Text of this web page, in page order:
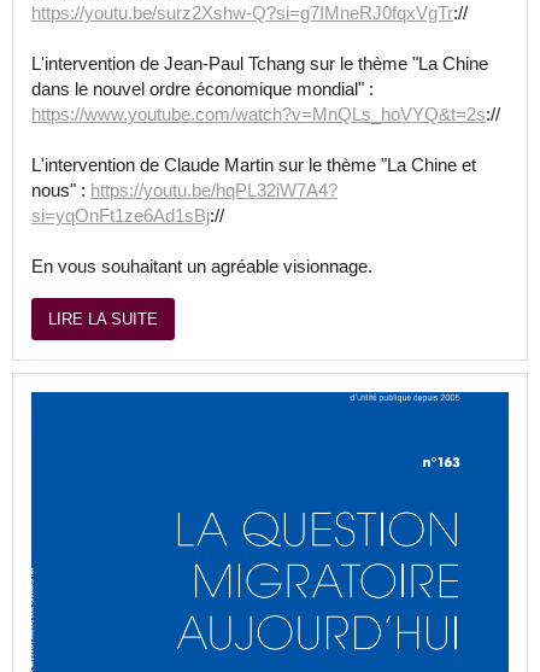
https://youtu.be/surz2Xshw-Q?si=g7IMneRJ0fqxVgTr://
L'intervention de Jean-Paul Tchang sur le thème "La Chine
dans le nouvel ordre économique mondial" :
https://www.youtube.com/watch?v=MnQLs_hoVYQ&t=2s://
L'intervention de Claude Martin sur le thème "La Chine et
nous" : https://youtu.be/hqPL32iW7A4?
si=yqOnFt1ze6Ad1sBj://
En vous souhaitant un agréable visionnage.
LIRE LA SUITE